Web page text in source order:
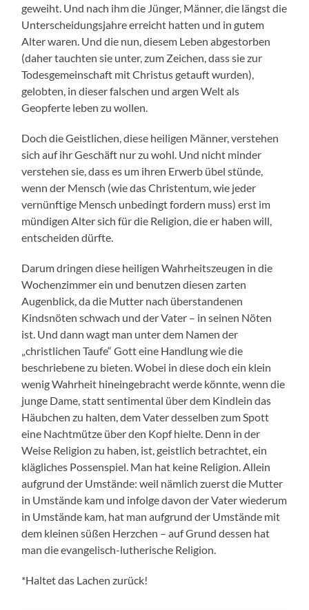
geweiht. Und nach ihm die Jünger, Männer, die längst die
Unterscheidungsjahre erreicht hatten und in gutem
Alter waren. Und die nun, diesem Leben abgestorben
(daher tauchten sie unter, zum Zeichen, dass sie zur
Todesgemeinschaft mit Christus getauft wurden),
gelobten, in dieser falschen und argen Welt als
Geopferte leben zu wollen.
Doch die Geistlichen, diese heiligen Männer, verstehen
sich auf ihr Geschäft nur zu wohl. Und nicht minder
verstehen sie, dass es um ihren Erwerb übel stünde,
wenn der Mensch (wie das Christentum, wie jeder
vernünftige Mensch unbedingt fordern muss) erst im
mündigen Alter sich für die Religion, die er haben will,
entscheiden dürfte.
Darum dringen diese heiligen Wahrheitszeugen in die
Wochenzimmer ein und benutzen diesen zarten
Augenblick, da die Mutter nach überstandenen
Kindsnöten schwach und der Vater – in seinen Nöten
ist. Und dann wagt man unter dem Namen der
„christlichen Taufe“ Gott eine Handlung wie die
beschriebene zu bieten. Wobei in diese doch ein klein
wenig Wahrheit hineingebracht werde könnte, wenn die
junge Dame, statt sentimental über dem Kindlein das
Häubchen zu halten, dem Vater desselben zum Spott
eine Nachtmütze über den Kopf hielte. Denn in der
Weise Religion zu haben, ist, geistlich betrachtet, ein
klägliches Possenspiel. Man hat keine Religion. Allein
aufgrund der Umstände: weil nämlich zuerst die Mutter
in Umstände kam und infolge davon der Vater wiederum
in Umstände kam, hat man aufgrund der Umstände mit
dem kleinen süßen Herzchen – auf Grund dessen hat
man die evangelisch-lutherische Religion.
*Haltet das Lachen zurück!